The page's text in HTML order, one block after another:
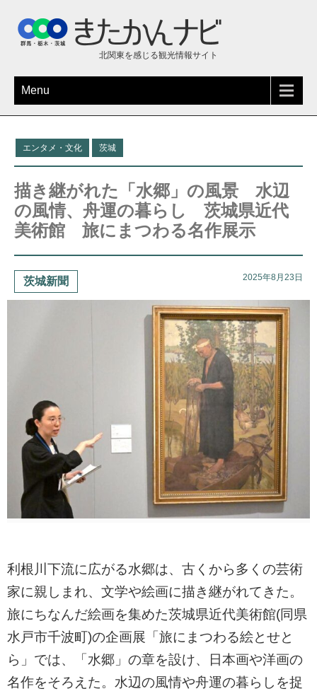
北関東を感じる観光情報サイト
Menu
エンタメ・文化 茨城
描き継がれた「水郷」の風景 水辺
の風情、舟運の暮らし 茨城県近代
美術館 旅にまつわる名作展示
茨城新聞 2025年8月23日
利根川下流に広がる水郷は、古くから多くの芸術
家に親しまれ、文学や絵画に描き継がれてきた。
旅にちなんだ絵画を集めた茨城県近代美術館(同県
水戸市千波町)の企画展「旅にまつわる絵とせと
ら」では、「水郷」の章を設け、日本画や洋画の
名作をそろえた。水辺の風情や舟運の暮らしを捉